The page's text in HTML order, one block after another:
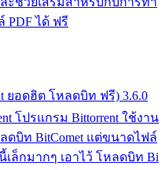
PDF ได้ ฟรี
ยอดฮิต โหลดบิท ฟรี) 3.6.0
โปรแกรม Bittorrent ใช้งาน
ดบิท BitComet แต่ขนาดไฟล์
เล็กมากๆ เอาไว้ โหลดบิท Bi